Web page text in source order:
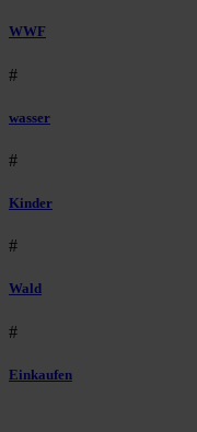
WWF
#
wasser
#
Kinder
#
Wald
#
Einkaufen